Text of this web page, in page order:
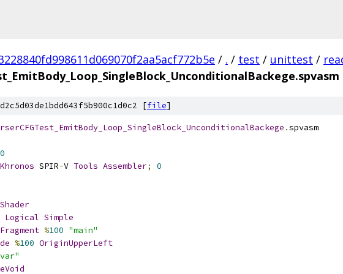
/ . / test / unittest /
[file]
.spvasm
Khronos SPIR-V Tools Assembler;
0
Shader
Logical Simple
Fragment %100 "main"
%100 OriginUpperLeft